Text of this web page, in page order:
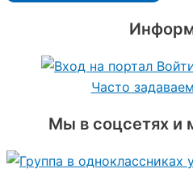
Часто
Мы в соцсетях и